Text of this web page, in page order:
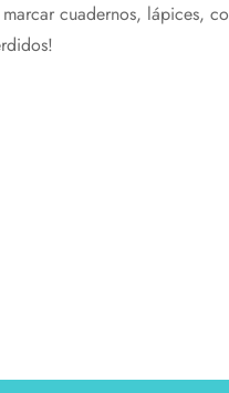
cuadernos, lápices,